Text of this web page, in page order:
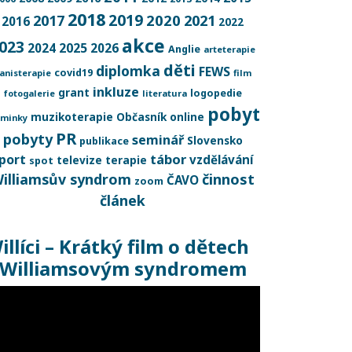
2016 2017 20182019 2020 2021 2022
2024 2025 2026 akce Anglie arteterapie
covid19 diplomka děti FEWS film
fotogalerie grant inkluze literatura logopedie
muzikoterapie Občasník online pobyt
pobyty PR publikace seminář Slovensko
spot televize terapie tábor vzdělávání
syndrom zoom ČAVO činnost
článek
– Krátký film o dětech
syndromem